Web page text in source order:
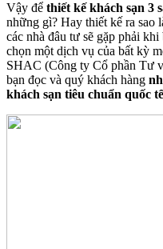
Vậy để thiết kế khách sạn 3
những gì? Hay thiết kế ra sao
các nhà đâu tư sẽ gặp phải
chọn một dịch vụ của bất kỳ
SHAC (Công ty Cổ phần Tư
bạn đọc và quý khách hàng
khách sạn tiêu chuẩn quốc